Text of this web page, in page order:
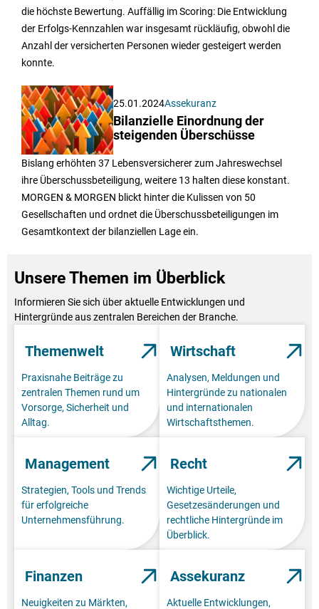
die höchste Bewertung. Auffällig im Scoring: Die Entwicklung
der Erfolgs-Kennzahlen war insgesamt rückläufig, obwohl die
Anzahl der versicherten Personen wieder gesteigert werden
konnte.
25.01.2024Assekuranz
Bilanzielle Einordnung der
steigenden Überschüsse
Bislang erhöhten 37 Lebensversicherer zum Jahreswechsel
ihre Überschussbeteiligung, weitere 13 halten diese konstant.
MORGEN & MORGEN blickt hinter die Kulissen von 50
Gesellschaften und ordnet die Überschussbeteiligungen im
Gesamtkontext der bilanziellen Lage ein.
Unsere Themen im Überblick
Informieren Sie sich über aktuelle Entwicklungen und
Hintergründe aus zentralen Bereichen der Branche.
Themenwelt
Praxisnahe Beiträge zu
zentralen Themen rund um
Vorsorge, Sicherheit und
Alltag.
Wirtschaft
Analysen, Meldungen und
Hintergründe zu nationalen
und internationalen
Wirtschaftsthemen.
Management
Strategien, Tools und Trends
für erfolgreiche
Unternehmensführung.
Recht
Wichtige Urteile,
Gesetzesänderungen und
rechtliche Hintergründe im
Überblick.
Finanzen
Neuigkeiten zu Märkten,
Assekuranz
Aktuelle Entwicklungen,